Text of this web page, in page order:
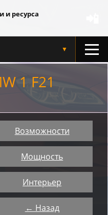
и ресурса
▼
1 F21
Возможности
Мощность
Интерьер
← Назад